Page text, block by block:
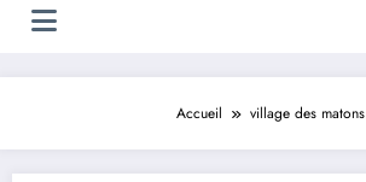
Accueil village des matons